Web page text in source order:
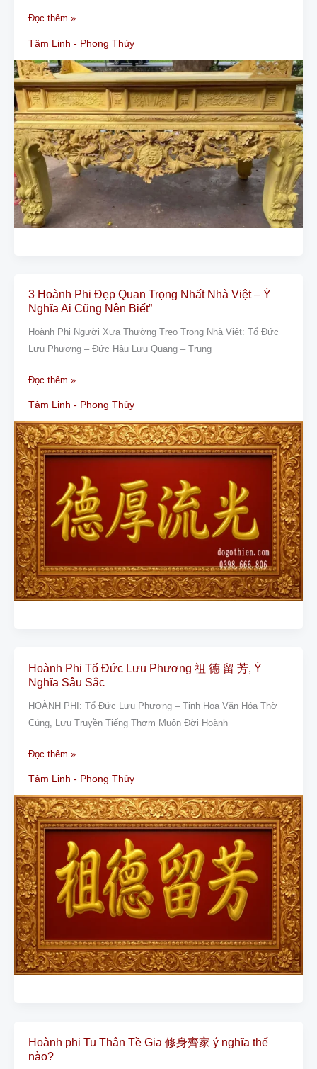
Làm
Thờ
Gỗ
Mít?
Đọc thêm »
Tâm Linh - Phong Thủy
3 Hoành Phi Đẹp Quan Trọng Nhất Nhà Việt – Ý
Nghĩa Ai Cũng Nên Biết”
Hoành Phi Người Xưa Thường Treo Trong Nhà Việt: Tổ Đức
Lưu Phương – Đức Hậu Lưu Quang – Trung
3
Hoành
Phi
Đẹp
Trọng
Việt
–
Ý
Nghĩa
Ai
Cũng
Nên
Biết”
Đọc thêm »
Tâm Linh - Phong Thủy
Hoành Phi Tổ Đức Lưu Phương 祖 德 留 芳, Ý
Nghĩa Sâu Sắc
HOÀNH PHI: Tổ Đức Lưu Phương – Tinh Hoa Văn Hóa Thờ
Cúng, Lưu Truyền Tiếng Thơm Muôn Đời Hoành
Hoành
Phi
Tổ
Đức
Phương
留
芳,
Ý
Nghĩa
Sâu
Sắc
Đọc thêm »
Tâm Linh - Phong Thủy
Hoành phi Tu Thân Tề Gia 修身齊家 ý nghĩa thế
nào?
Hoành
phi